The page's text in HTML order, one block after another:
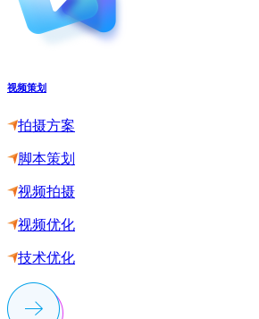
视频策划
拍摄方案
脚本策划
视频拍摄
视频优化
技术优化